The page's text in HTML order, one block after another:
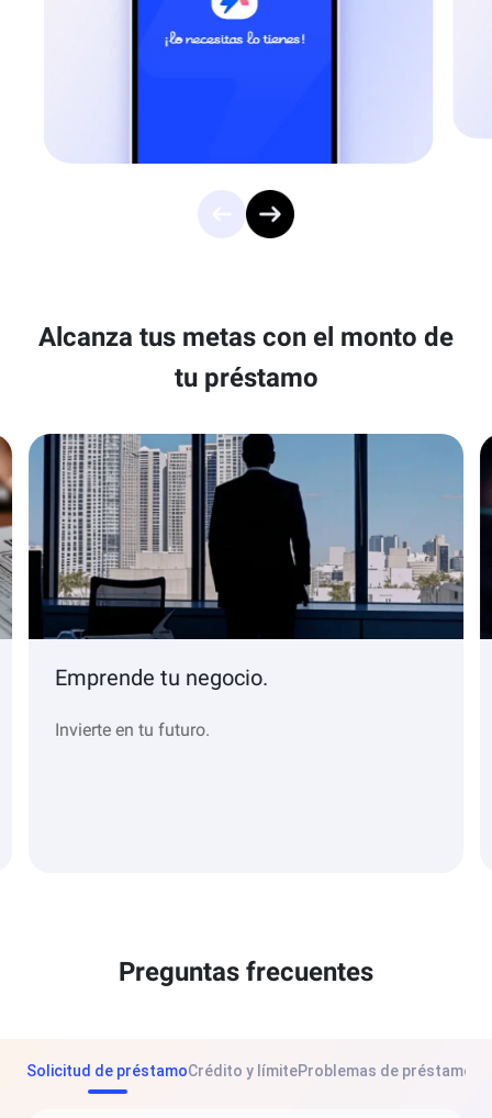
Alcanza tus metas con el monto de
tu préstamo
Emprende tu negocio.
Invierte en tu futuro.
Preguntas frecuentes
Solicitud de préstamoCrédito y límiteProblemas de préstamo